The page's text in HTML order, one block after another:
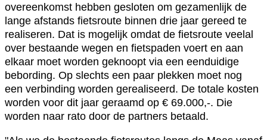
overeenkomst hebben gesloten om gezamenlijk de
lange afstands fietsroute binnen drie jaar gereed te
realiseren. Dat is mogelijk omdat de fietsroute veelal
over bestaande wegen en fietspaden voert en aan
elkaar moet worden geknoopt via een eenduidige
bebording. Op slechts een paar plekken moet nog
een verbinding worden gerealiseerd. De totale kosten
worden voor dit jaar geraamd op € 69.000,-. Die
worden naar rato door de partners betaald.